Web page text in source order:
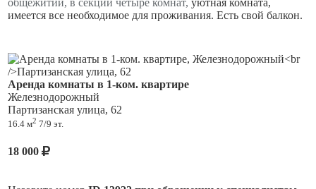
имеется все необходимое для проживания. Есть свой балкон.
Аренда комнаты в 1-ком. квартире
Железнодорожный
Партизанская улица, 62
16.4 м2 7/9 эт.
18 000